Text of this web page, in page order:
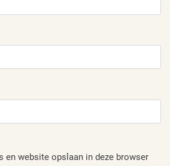
en website opslaan in deze browser